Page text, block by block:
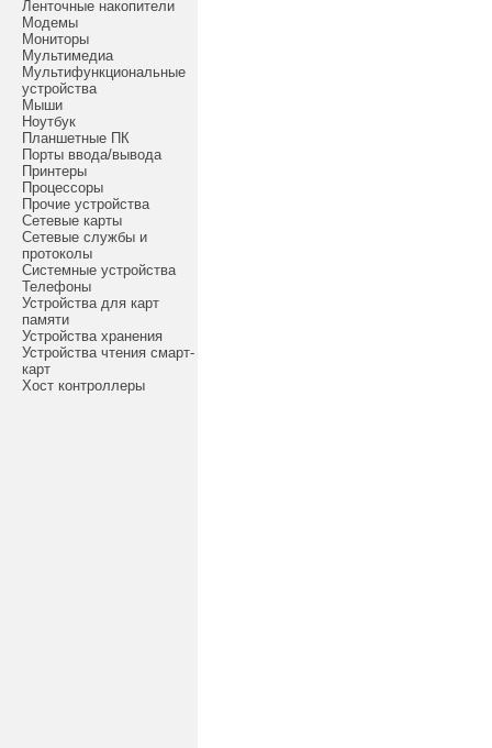
Ленточные накопители
Модемы
Мониторы
Мультимедиа
Мультифункциональные
устройства
Мыши
Ноутбук
Планшетные ПК
Порты ввода/вывода
Принтеры
Процессоры
Прочие устройства
Сетевые карты
Сетевые службы и
протоколы
Системные устройства
Телефоны
Устройства для карт
памяти
Устройства хранения
Устройства чтения смарт-
карт
Хост контроллеры